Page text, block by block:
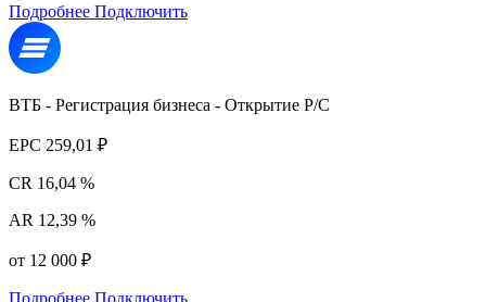
Подробнее Подключить
ВТБ - Регистрация бизнеса - Открытие Р/С
EPC 259,01 ₽
CR 16,04 %
AR 12,39 %
от 12 000 ₽
Подробнее Подключить